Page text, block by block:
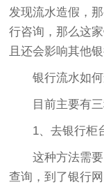
发现流水造假，
行咨询，那么这
且还会影响其他
银行流水如何
目前主要有三
1、去银行柜
这种方法需要
查询，到了银行